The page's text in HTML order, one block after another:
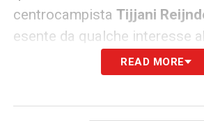
centrocampista Tijjani
esente da qualche interesse
READ MORE